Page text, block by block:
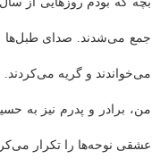
جمع می‌شدند. صدای طبل‌ها
می‌خواندند و گریه می‌کردند.
من، برادر و پدرم نیز به
عشقی نوحه‌ها را تکرار